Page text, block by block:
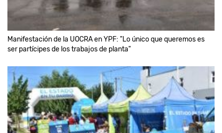
Manifestación de la UOCRA en YPF: "Lo único que queremos es
ser partícipes de los trabajos de planta"